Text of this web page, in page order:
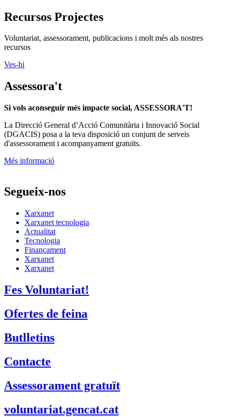
Recursos Projectes
Voluntariat, assessorament, publicacions i molt més als nostres
recursos
Ves-hi
Assessora't
Si vols aconseguir més impacte social, ASSESSORA'T!
La Direcció General d’Acció Comunitària i Innovació Social
(DGACIS) posa a la teva disposició un conjunt de serveis
d'assessorament i acompanyament gratuïts.
Més informació
Segueix-nos
Xarxanet
Xarxanet tecnologia
Actualitat
Tecnologia
Finançament
Xarxanet
Xarxanet
Fes Voluntariat!
Ofertes de feina
Butlletins
Contacte
Assessorament gratuït
voluntariat.gencat.cat